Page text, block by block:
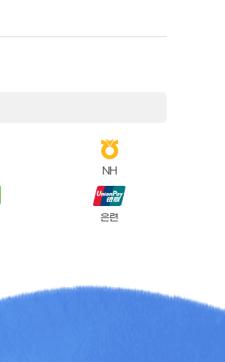
NH
은련